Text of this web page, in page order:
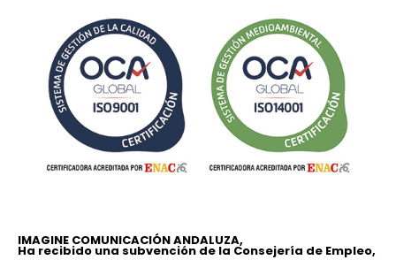
IMAGINE COMUNICACIÓN ANDALUZA,
Ha recibido una subvención de la Consejería de Empleo,